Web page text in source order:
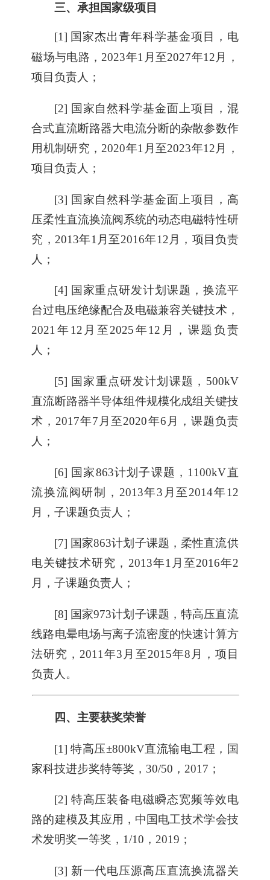
三、承担国家级项目
[1] 国家杰出青年科学基金项目，电
磁场与电路，2023年1 月至2027年12月，
项目负责人；
[2] 国家自然科学基金面上项目，混
合式直流断路器大电流分断的杂散参数作
用机制研究，2020年1月至2023年12月，
项目负责人；
[3] 国家自然科学基金面上项目，高
压柔性直流换流阀系统的动态电磁特性研
究，2013年1月至2016年12月，项目负责
人；
[4] 国家重点研发计划课题，换流平
台过电压绝缘配合及电磁兼容关键技术，
2021年12月至2025年12月，课题负责
人；
[5] 国家重点研发计划课题，500kV
直流断路器半导体组件规模化成组关键技
术，2017年7月至2020年6月，课题负责
人；
[6] 国家863计划子课题，1100kV直
流换流阀研制，2013年3月至2014年12
月，子课题负责人；
[7] 国家863计划子课题，柔性直流供
电关键技术研究，2013年1月至2016年2
月，子课题负责人；
[8] 国家973计划子课题，特高压直流
线路电晕电场与离子流密度的快速计算方
法研究，2011年3月至2015年8月，项目
负责人。
四、主要获奖荣誉
[1] 特高压±800kV直流输电工程，国
家科技进步奖特等奖，30/50，2017；
[2] 特高压装备电磁瞬态宽频等效电
路的建模及其应用，中国电工技术学会技
术发明奖一等奖，1/10，2019；
[3] 新一代电压源高压直流换流器关